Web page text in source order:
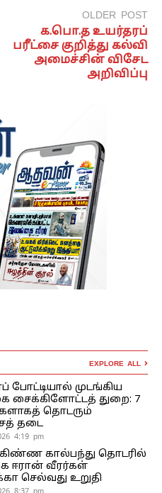
OLDER POST
க.பொ.த உயர்தரப்
பரீட்சை குறித்து கல்வி
அமைச்சின் விசேட
அறிவிப்பு
EXPLORE ALL
போட்டியால் முடங்கிய
சைக்கிளோட்டத் துறை: 7
தொடரும்
தடை
4:19 pm
கால்பந்து தொடரில்
ஈரான் வீரர்கள்
செல்வது உறுதி
8:37 pm